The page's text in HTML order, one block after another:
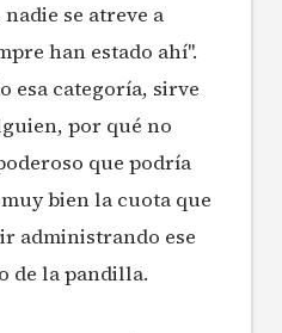
se atreve a
han estado ahí".
esa categoría, sirve
por qué no
que podría
bien la cuota que
administrando ese
de la pandilla.